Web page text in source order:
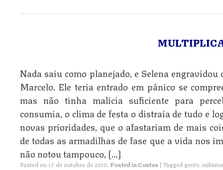
Nada saiu como planejado, e Selena
Marcelo. Ele teria entrado em pânico se
mas não tinha malícia suficiente para
consumia, o clima de festa o distraía de tudo e
novas prioridades, que o afastariam de mais
de todas as armadilhas de fase que a vida nos
não notou tampouco, […]
Posted on 17 de outubro de 2010. Posted inContos | Tagged gente, niilismo